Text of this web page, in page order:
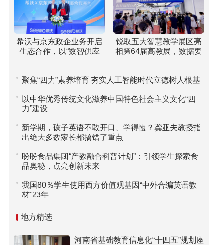
希沃与京东政企业务开启
生态合作，以“数智供应
锐取五大智慧教学展区亮
相第64届高教展，数据要
聚焦“四力”素养培育 夯实人工智能时代立德树人根基
以中华优秀传统文化滋养中国特色社会主义文化“四
力”建设
新学期，孩子英语不敢开口、学得慢？龚亚夫教授指
出绝大多数家长都搞错了重点
盼盼食品集团“产教融合科普计划”：引领学生探索食
品奥秘，点亮创新未来
我国80％学生使用西方价值观基因“中外合编英语教
材”23年
地方精选
河南省基础教育信息化“十四五”规划座